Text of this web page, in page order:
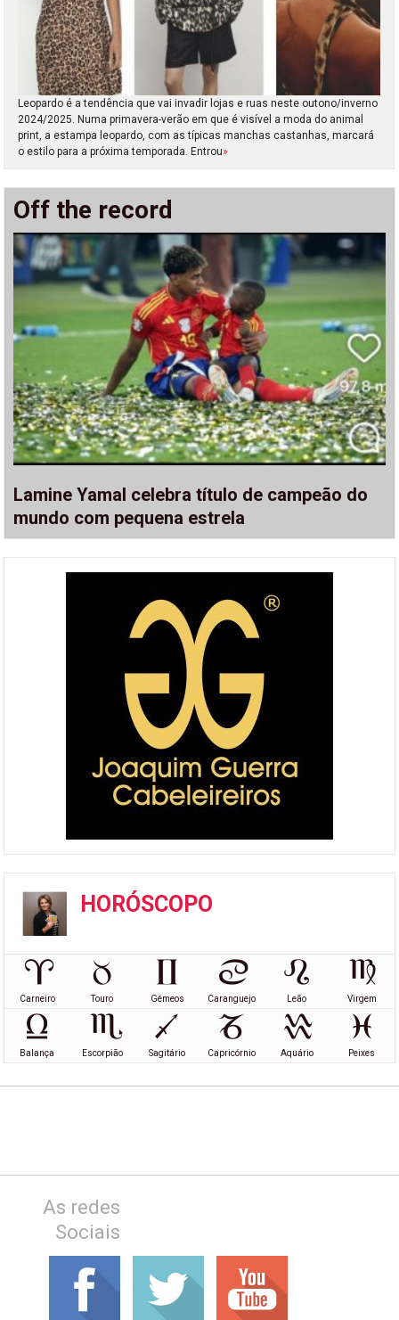
Leopardo é a tendência que vai invadir lojas e ruas neste outono/inverno
2024/2025. Numa primavera-verão em que é visível a moda do animal
print, a estampa leopardo, com as típicas manchas castanhas, marcará
o estilo para a próxima temporada. Entrou»
Off the record
Lamine Yamal celebra título de campeão do
mundo com pequena estrela
HORÓSCOPO
Carneiro Touro Gémeos Caranguejo Leão Virgem
Balança Escorpião Sagitário Capricórnio Aquário Peixes
As redes
Sociais